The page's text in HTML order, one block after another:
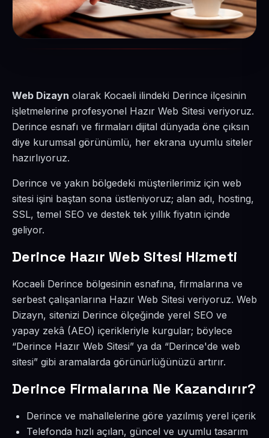
Web Dizayn olarak Kocaeli ilindeki Derince ilçesinin
işletmelerine profesyonel Hazır Web Sitesi veriyoruz.
Derince esnafı ve firmaları dijital dünyada öne çıksın
diye kurumsal görünümlü, her ekrana uyumlu siteler
hazırlıyoruz.
Derince ve yakın bölgedeki müşterilerimiz için web
sitesi işini baştan sona üstleniyoruz; alan adı, hosting,
SSL, temel SEO ve destek tek yıllık fiyatın içinde
geliyor.
Derince Hazır Web Sitesi Hizmeti
Kocaeli Derince bölgesinin esnafına, firmalarına ve
serbest çalışanlarına Hazır Web Sitesi veriyoruz. Web
Dizayn, sitenizi Derince ölçeğinde yerel SEO ve
yapay zekâ (AEO) içerikleriyle kurgular; böylece
“Derince Hazır Web Sitesi” ya da “Derince'de web
sitesi” gibi aramalarda görünürlüğünüzü artırır.
Derince Firmalarına Ne Kazandırır?
Derince ve mahallelerine göre yazılmış yerel içerik
Telefonda hızlı açılan, güncel ve uyumlu tasarım